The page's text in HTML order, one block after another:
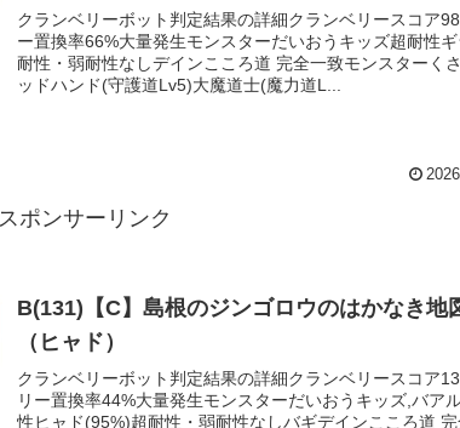
クランベリーボット判定結果の詳細クランベリースコア
ー置換率66%大量発生モンスターだいおうキッズ超耐性
耐性・弱耐性なしデインこころ道 完全一致モンスターく
ッドハンド(守護道Lv5)大魔道士(魔力道L...
スポンサーリンク
B(131)【C】島根のジンゴロウのはかなき地
（ヒャド）
クランベリーボット判定結果の詳細クランベリースコア
リー置換率44%大量発生モンスターだいおうキッズ,バア
性ヒャド(95%)超耐性・弱耐性なしバギデインこころ道